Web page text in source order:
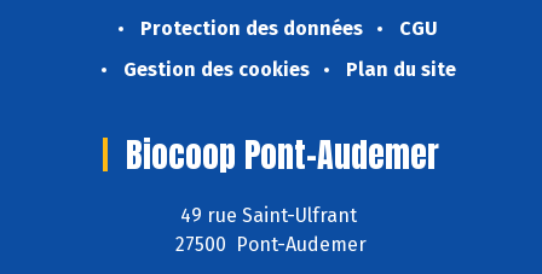
Protection des données
CGU
Gestion des cookies
Plan du site
Biocoop Pont-Audemer
49 rue Saint-Ulfrant
27500 Pont-Audemer